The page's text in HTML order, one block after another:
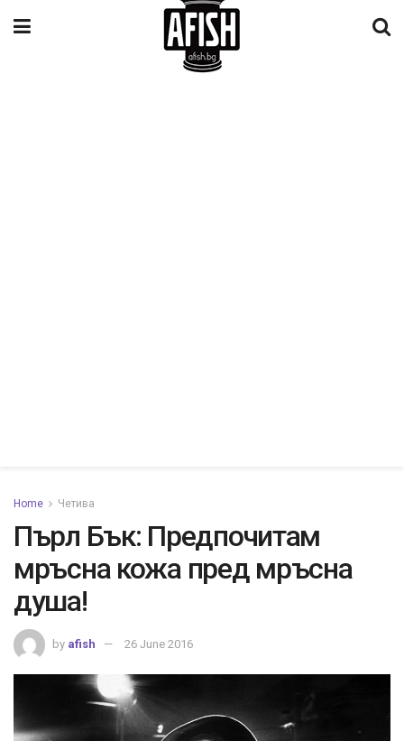
Home Четива
Пърл Бък: Предпочитам
мръсна кожа пред мръсна
душа!
by afish 26 June 2016